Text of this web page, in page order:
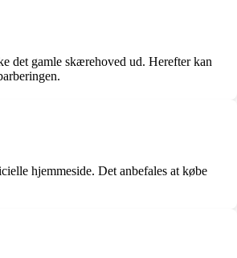
det gamle skærehoved ud. Herefter kan
hjemmeside. Det anbefales at købe